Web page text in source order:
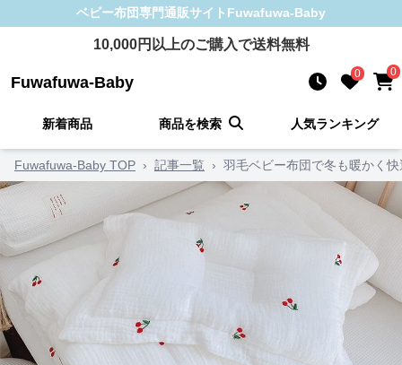
ベビー布団専門通販サイト Fuwafuwa-Baby
10,000円以上のご購入で送料無料
Fuwafuwa-Baby 0 0
新着商品 商品を検索 人気ランキング
Fuwafuwa-Baby TOP › 記事一覧 › 羽毛ベビー布団で冬も暖かく